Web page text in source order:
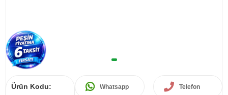
Ürün Kodu: Whatsapp Telefon